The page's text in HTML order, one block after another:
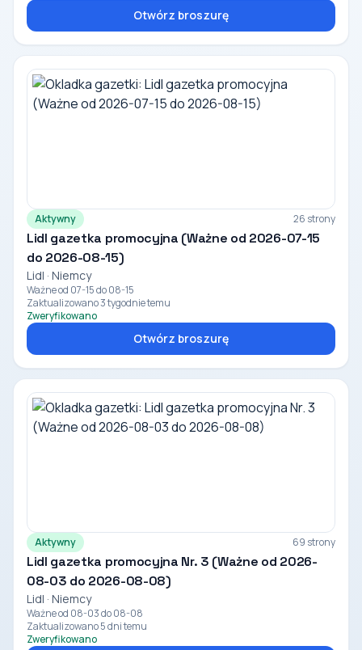
Otwórz broszurę
Aktywny 26 strony
Lidl gazetka promocyjna (Ważne od 2026-07-15
do 2026-08-15)
Lidl · Niemcy
Ważne od 07-15 do 08-15
Zaktualizowano 3 tygodnie temu
Zweryfikowano
Otwórz broszurę
Aktywny 69 strony
Lidl gazetka promocyjna Nr. 3 (Ważne od 2026-
08-03 do 2026-08-08)
Lidl · Niemcy
Ważne od 08-03 do 08-08
Zaktualizowano 5 dni temu
Zweryfikowano